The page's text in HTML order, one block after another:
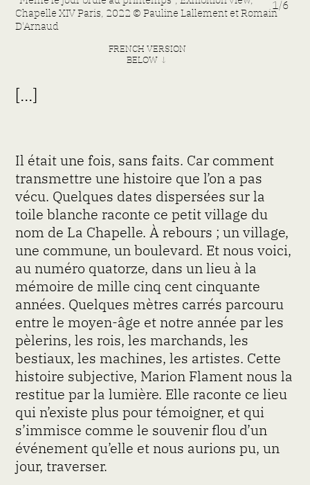
Chapelle XIV Paris, 2022 © Pauline Lallement et Romain
D'Arnaud
1/6
FRENCH VERSION
BELOW ↓
[...]
Il était une fois, sans faits. Car comment
transmettre une histoire que l’on a pas
vécu. Quelques dates dispersées sur la
toile blanche raconte ce petit village du
nom de La Chapelle. À rebours ; un village,
une commune, un boulevard. Et nous voici,
au numéro quatorze, dans un lieu à la
mémoire de mille cinq cent cinquante
années. Quelques mètres carrés parcouru
entre le moyen-âge et notre année par les
pèlerins, les rois, les marchands, les
bestiaux, les machines, les artistes. Cette
histoire subjective, Marion Flament nous la
restitue par la lumière. Elle raconte ce lieu
qui n’existe plus pour témoigner, et qui
s’immisce comme le souvenir flou d’un
événement qu’elle et nous aurions pu, un
jour, traverser.